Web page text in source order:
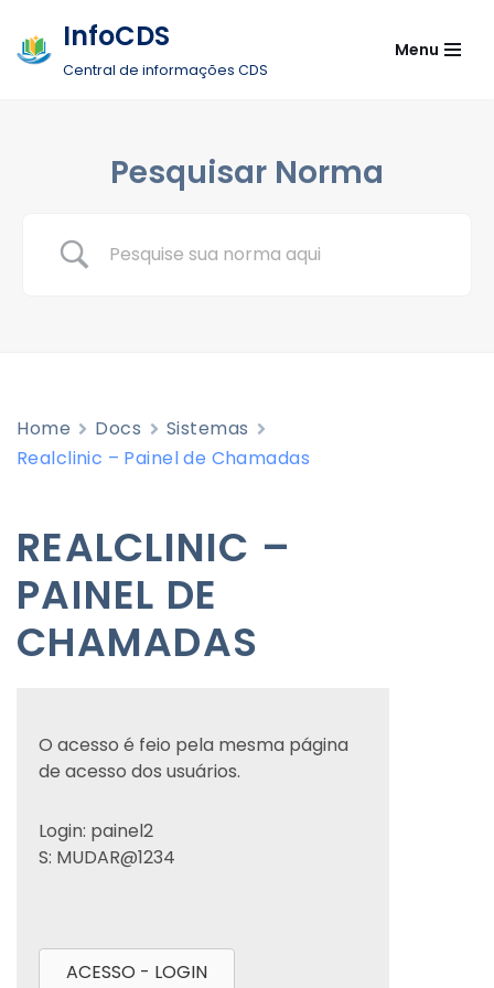
Pular
InfoCDS
Central de informações CDS
Menu
Pesquisar Norma
Home Docs
Sistemas
Realclinic – Painel de Chamadas
REALCLINIC –
PAINEL DE
CHAMADAS
O acesso é feio pela mesma página
de acesso dos usuários.
Login: painel2
S: MUDAR@1234
ACESSO - LOGIN